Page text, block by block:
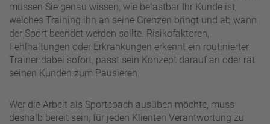
müssen Sie genau wissen, wie belastbar Ihr Kunde ist,
welches Training ihn an seine Grenzen bringt und ab wann
der Sport beendet werden sollte. Risikofaktoren,
Fehlhaltungen oder Erkrankungen erkennt ein routinierter
Trainer dabei sofort, passt sein Konzept darauf an oder rät
seinen Kunden zum Pausieren.
Wer die Arbeit als Sportcoach ausüben möchte, muss
deshalb bereit sein, für jeden Klienten Verantwortung zu